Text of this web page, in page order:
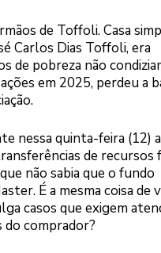
de Toffoli. Casa
Carlos Dias Toffoli, era
de pobreza não
em 2025, perdeu a
nessa quinta-feira (12) a
de recursos
não sabia que o fundo
É a mesma coisa de
casos que exigem
do comprador?